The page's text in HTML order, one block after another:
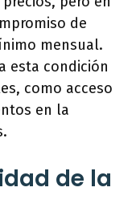
de
mensual.
esta condición
como acceso
en la
de la